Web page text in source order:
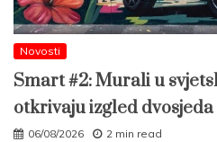
Novosti
Smart #2: Murali u
otkrivaju izgled dvosjeda
06/08/2026 2 min read